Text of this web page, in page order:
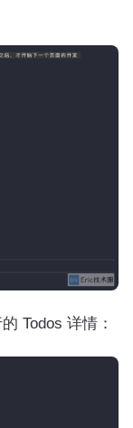
Todos 详情：